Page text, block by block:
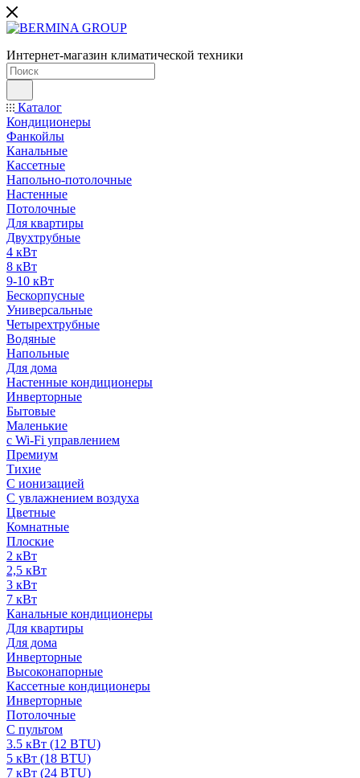
Интернет-магазин климатической техники
Каталог
Кондиционеры
Фанкойлы
Канальные
Кассетные
Напольно-потолочные
Настенные
Потолочные
Для квартиры
Двухтрубные
4 кВт
8 кВт
9-10 кВт
Бескорпусные
Универсальные
Четырехтрубные
Водяные
Напольные
Для дома
Настенные кондиционеры
Инверторные
Бытовые
Маленькие
с Wi-Fi управлением
Премиум
Тихие
С ионизацией
С увлажнением воздуха
Цветные
Комнатные
Плоские
2 кВт
2,5 кВт
3 кВт
7 кВт
Канальные кондиционеры
Для квартиры
Для дома
Инверторные
Высоконапорные
Кассетные кондиционеры
Инверторные
Потолочные
С пультом
3.5 кВт (12 BTU)
5 кВт (18 BTU)
7 кВт (24 BTU)